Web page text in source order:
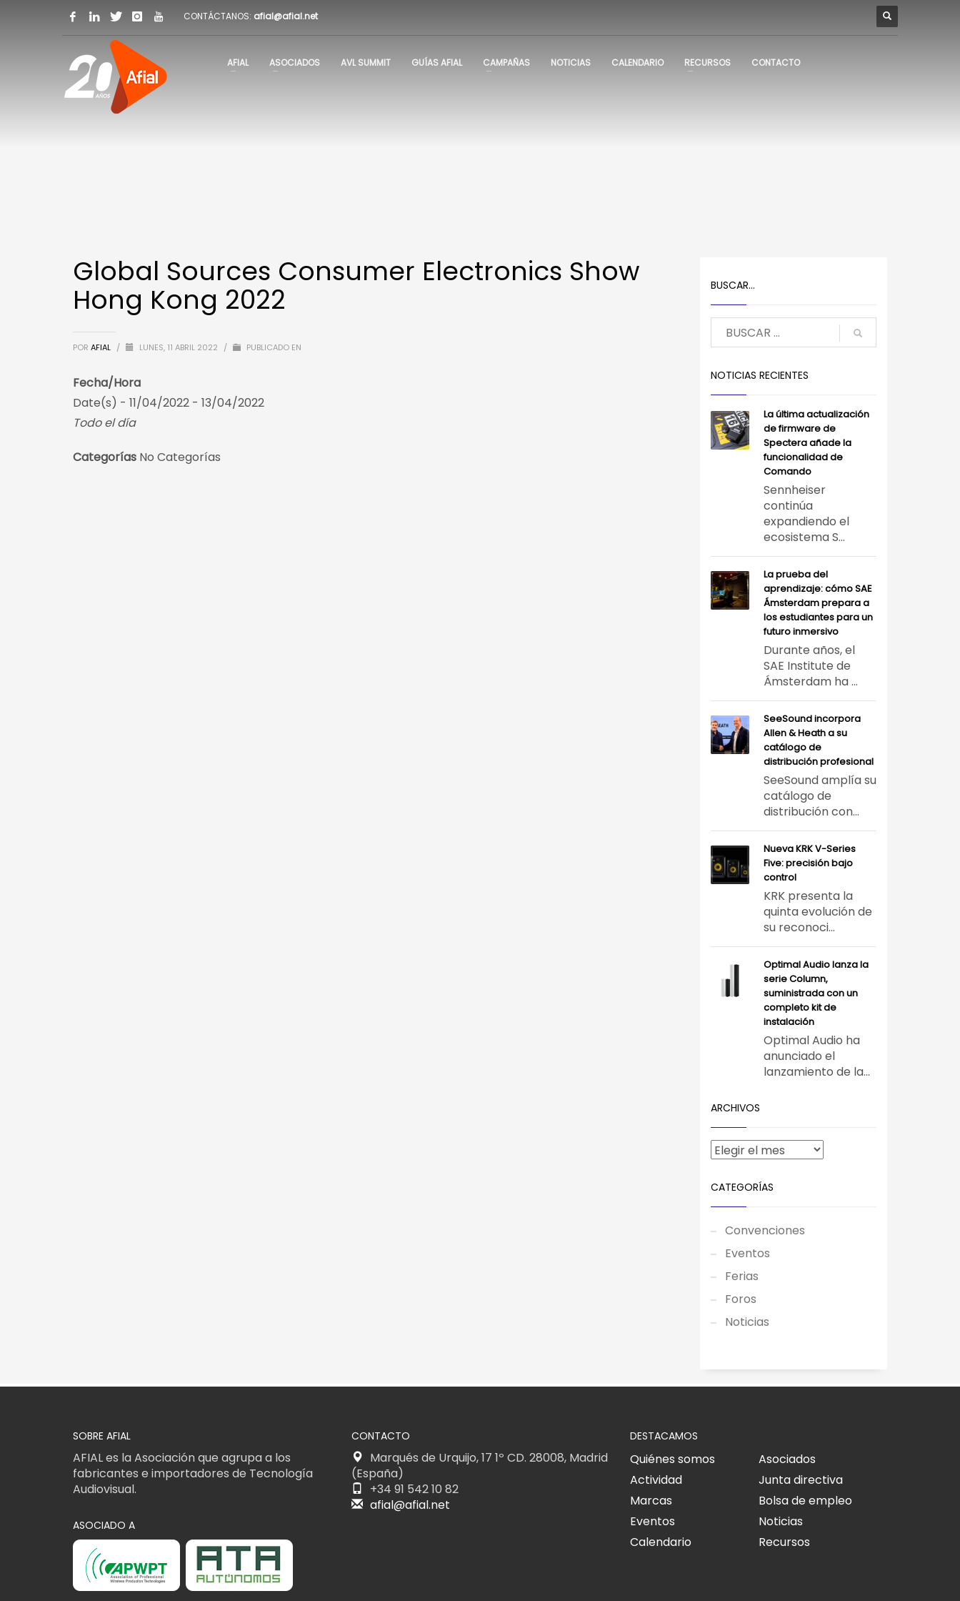
CONTÁCTANOS: afial@afial.net
AFIAL ASOCIADOS AVL SUMMIT GUÍAS AFIAL CAMPAÑAS NOTICIAS CALENDARIO RECURSOS CONTACTO
Global Sources Consumer Electronics Show
Hong Kong 2022
POR AFIAL / LUNES, 11 ABRIL 2022 / PUBLICADO EN
Fecha/Hora
Date(s) - 11/04/2022 - 13/04/2022
Todo el día
Categorías No Categorías
BUSCAR…
NOTICIAS RECIENTES
La última actualización
de firmware de
Spectera añade la
funcionalidad de
Comando
Sennheiser
continúa
expandiendo el
ecosistema S...
La prueba del
aprendizaje: cómo SAE
Ámsterdam prepara a
los estudiantes para un
futuro inmersivo
Durante años, el
SAE Institute de
Ámsterdam ha ...
SeeSound incorpora
Allen & Heath a su
catálogo de
distribución profesional
SeeSound amplía su
catálogo de
distribución con...
Nueva KRK V-Series
Five: precisión bajo
control
KRK presenta la
quinta evolución de
su reconoci...
Optimal Audio lanza la
serie Column,
suministrada con un
completo kit de
instalación
Optimal Audio ha
anunciado el
lanzamiento de la...
ARCHIVOS
CATEGORÍAS
Convenciones
Eventos
Ferias
Foros
Noticias
SOBRE AFIAL
AFIAL es la Asociación que agrupa a los
fabricantes e importadores de Tecnología
Audiovisual.
ASOCIADO A
CONTACTO
Marqués de Urquijo, 17 1º CD. 28008, Madrid
(España)
+34 91 542 10 82
afial@afial.net
DESTACAMOS
Quiénes somos
Asociados
Actividad
Junta directiva
Marcas
Bolsa de empleo
Eventos
Noticias
Calendario
Recursos